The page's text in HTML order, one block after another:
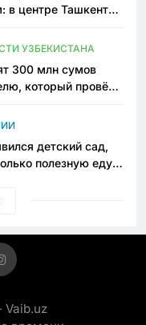
в центре Ташкента
УЗБЕКИСТАНА
300 млн сумов
который провёл
детский сад,
полезную еду.
сахара»
Vaib.uz